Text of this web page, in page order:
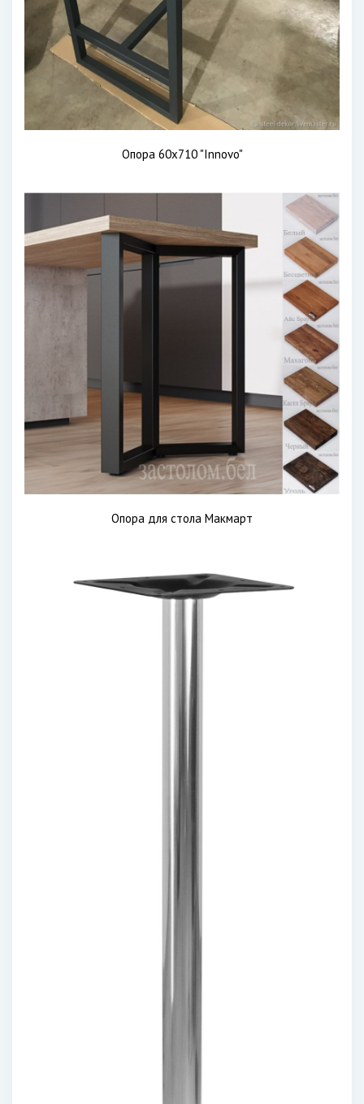
Опора 60х710 "Innovo"
Опора для стола Макмарт